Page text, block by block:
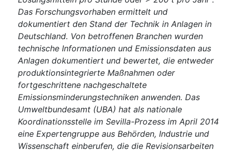
Das Forschungsvorhaben ermittelt und
dokumentiert den Stand der Technik in Anlagen in
Deutschland. Von betroffenen Branchen wurden
technische Informationen und Emissionsdaten aus
Anlagen dokumentiert und bewertet, die entweder
produktionsintegrierte Maßnahmen oder
fortgeschrittene nachgeschaltete
Emissionsminderungstechniken anwenden. Das
Umweltbundesamt (UBA) hat als nationale
Koordinationsstelle im Sevilla-Prozess im April 2014
eine Expertengruppe aus Behörden, Industrie und
Wissenschaft einberufen, die die Revisionsarbeiten